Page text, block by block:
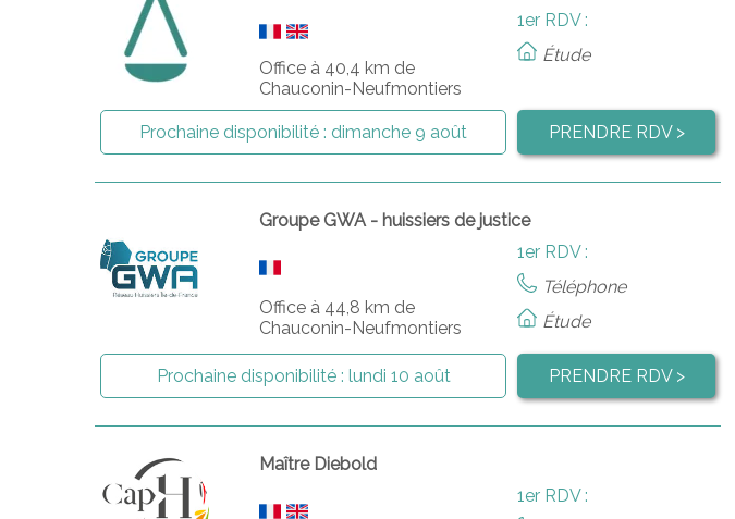
Office à 40,4 km de
Chauconin-Neufmontiers
1er RDV :
Étude
Prochaine disponibilité : dimanche 9 août PRENDRE RDV >
Groupe GWA - huissiers de justice
Office à 44,8 km de
Chauconin-Neufmontiers
1er RDV :
Téléphone
Étude
Prochaine disponibilité : lundi 10 août PRENDRE RDV >
Maître Diebold
1er RDV :